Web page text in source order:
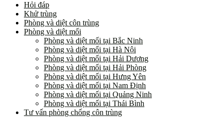
Hỏi đáp
Khử trùng
Phòng và diệt côn trùng
Phòng và diệt mối
Phòng và diệt mối tại Bắc Ninh
Phòng và diệt mối tại Hà Nội
Phòng và diệt mối tại Hải Dương
Phòng và diệt mối tại Hải Phòng
Phòng và diệt mối tại Hưng Yên
Phòng và diệt mối tại Nam Định
Phòng và diệt mối tại Quảng Ninh
Phòng và diệt mối tại Thái Bình
Tư vấn phòng chống côn trùng